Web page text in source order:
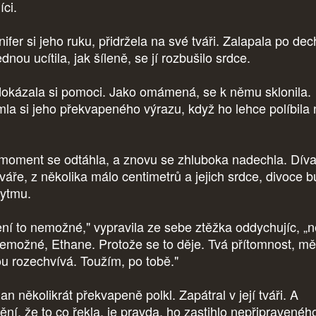
si jeho ruku, přidržela na své tváři. Zalapala po
ucítila, jak šíleně, se jí rozbušilo srdce.
si pomoci. Jako omámená, se k němu sklonila.
si jeho překvapeného výrazu, když ho lehce políbila
se odtáhla, a znovu se zhluboka nadechla.
z několika málo centimetrů a jejich srdce, divoce
to nemožné," vypravila ze sebe ztěžka oddychujíc,
Ethane. Protože se to děje. Tvá přítomnost, mě
rozechvívá. Toužím, po tobě."
několikrát překvapeně polkl. Zapátral v její tváři. A
že to co řekla, je pravda, ho zastihlo